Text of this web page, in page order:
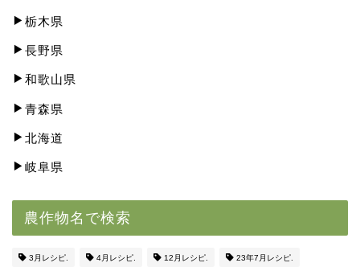
栃木県
長野県
和歌山県
青森県
北海道
岐阜県
農作物名で検索
3月レシピ. 4月レシピ. 12月レシピ. 23年7月レシピ.